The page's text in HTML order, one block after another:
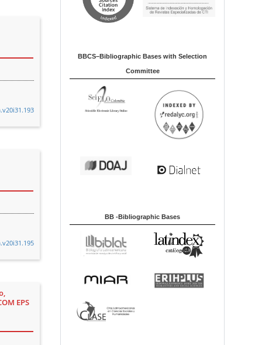
EPS
BBCS–Bibliographic Bases with Selection
Committee
BB -Bibliographic Bases